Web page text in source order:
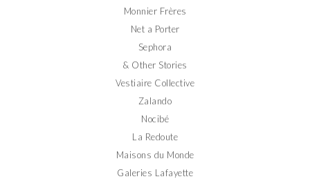
Monnier Frères
Net a Porter
Sephora
& Other Stories
Vestiaire Collective
Zalando
Nocibé
La Redoute
Maisons du Monde
Galeries Lafayette